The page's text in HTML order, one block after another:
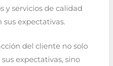
y servicios de calidad
expectativas.
del cliente no solo
expectativas, sino